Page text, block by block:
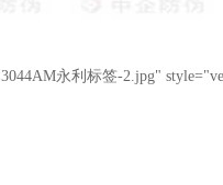
3044AM永利标签-2.jpg"